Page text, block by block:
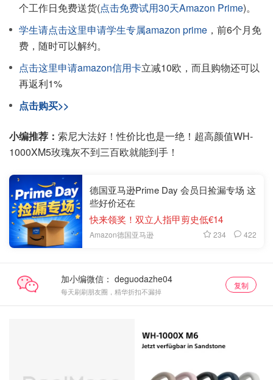
个工作日免费送货(点击免费试用30天Amazon Prime)。
学生请点击这里申请学生专属amazon prime ，前6个月免
费，随时可以解约。
点击这里申请amazon信用卡立减10欧，而且购物还可以
再返利1%
点击购买>>
小编推荐： 索尼大法好！性价比也是一绝！超高颜值WH-
1000XM5玫瑰灰不到三百欧就能到手！
德国亚马逊Prime Day 会员日捡漏专场 这
些好价还在
快来领奖！双立人指甲剪史低€14
Amazon德国亚马逊 234 422
加小编微信：
每天刷刷朋友圈，精华折扣不漏掉
复制